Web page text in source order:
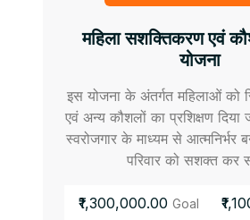
महिला सशक्तिकरण एवं
योजना
इस योजना के अंतर्गत महिलाओं को
एवं अन्य कौशलों का प्रशिक्षण
स्वरोजगार के माध्यम से
परिवार को सशक्त कर
₹1,300,000.00 Goal